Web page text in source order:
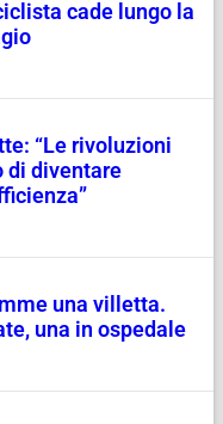
cade lungo la
“Le rivoluzioni
di diventare
una villetta.
una in ospedale